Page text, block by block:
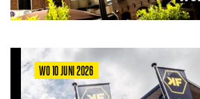
WO 10 JUNI 2026